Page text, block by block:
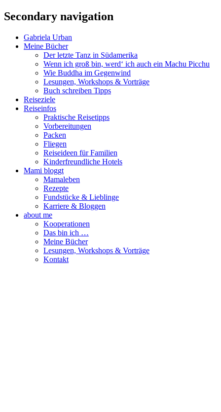
Secondary navigation
Gabriela Urban
Meine Bücher
Der letzte Tanz in Südamerika
Wenn ich groß bin, werd‘ ich auch ein Machu Picchu
Wie Buddha im Gegenwind
Lesungen, Workshops & Vorträge
Buch schreiben Tipps
Reiseziele
Reiseinfos
Praktische Reisetipps
Vorbereitungen
Packen
Fliegen
Reiseideen für Familien
Kinderfreundliche Hotels
Mami bloggt
Mamaleben
Rezepte
Fundstücke & Lieblinge
Karriere & Bloggen
about me
Kooperationen
Das bin ich …
Meine Bücher
Lesungen, Workshops & Vorträge
Kontakt